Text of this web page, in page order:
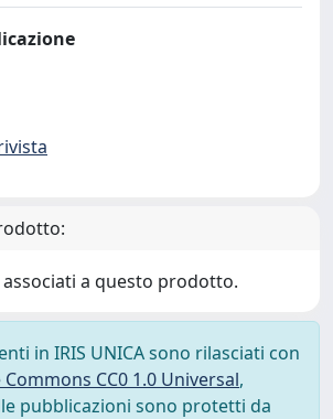
a questo prodotto.
in IRIS UNICA sono rilasciati con
Commons CC0 1.0 Universal,
pubblicazioni sono protetti da